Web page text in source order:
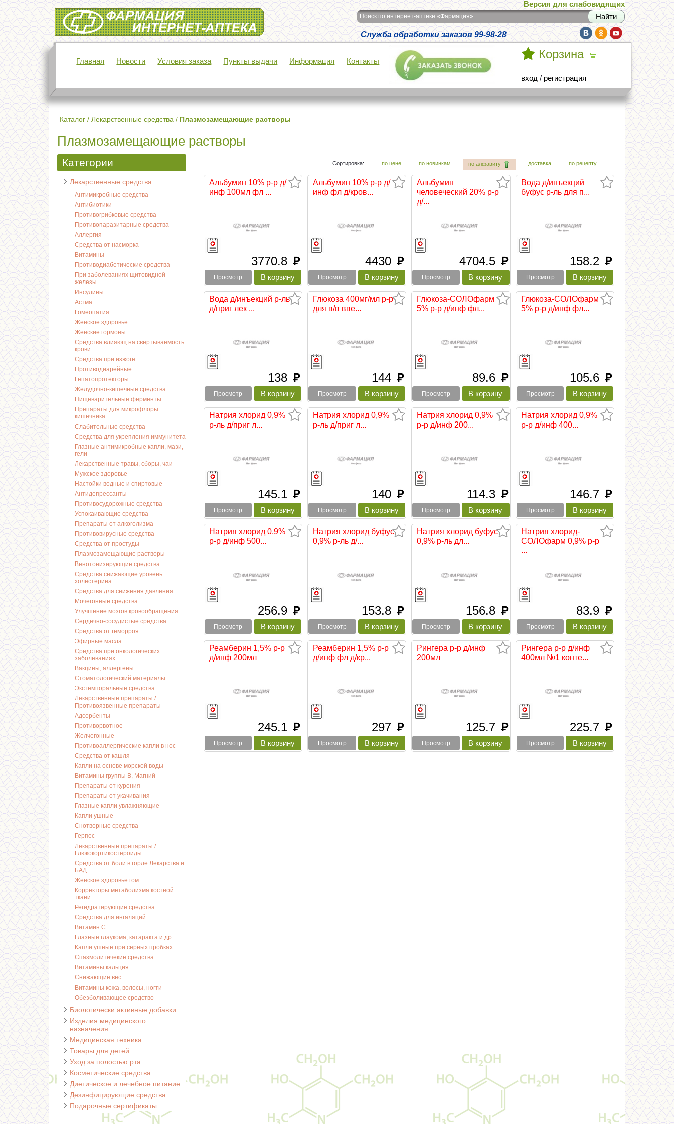
Интернет-аптека Фармация
Версия для слабовидящих
Поиск по интернет-аптеке «Фармация»
Служба обработки заказов 99-98-28
Главная Новости Условия заказа Пункты выдачи Информация Контакты
Корзина
вход / регистрация
Каталог / Лекарственные средства / Плазмозамещающие растворы
Плазмозамещающие растворы
Категории
Лекарственные средства
Антимикробные средства
Антибиотики
Противогрибковые средства
Противопаразитарные средства
Аллергия
Средства от насморка
Витамины
Противодиабетические средства
При заболеваниях щитовидной
железы
Инсулины
Астма
Гомеопатия
Женское здоровье
Женские гормоны
Средства влияющ на свертываемость
крови
Средства при изжоге
Противодиарейные
Гепатопротекторы
Желудочно-кишечные средства
Пищеварительные ферменты
Препараты для микрофлоры
кишечника
Слабительные средства
Средства для укрепления иммунитета
Глазные антимикробные капли, мази,
гели
Лекарственные травы, сборы, чаи
Мужское здоровье
Настойки водные и спиртовые
Антидепрессанты
Противосудорожные средства
Успокаивающие средства
Препараты от алкоголизма
Противовирусные средства
Средства от простуды
Плазмозамещающие растворы
Венотонизирующие средства
Средства снижающие уровень
холестерина
Средства для снижения давления
Мочегонные средства
Улучшение мозгов кровообращения
Сердечно-сосудистые средства
Средства от геморроя
Эфирные масла
Средства при онкологических
заболеваниях
Вакцины, аллергены
Стоматологический материалы
Экстемпоральные средства
Лекарственные препараты /
Противоязвенные препараты
Адсорбенты
Противорвотное
Желчегонные
Противоаллергические капли в нос
Средства от кашля
Капли на основе морской воды
Витамины группы В, Магний
Препараты от курения
Препараты от укачивания
Глазные капли увлажняющие
Капли ушные
Снотворные средства
Герпес
Лекарственные препараты /
Глюкокортикостероиды
Средства от боли в горле Лекарства и
БАД
Женское здоровье гом
Корректоры метаболизма костной
ткани
Регидратирующие средства
Средства для ингаляций
Витамин С
Глазные глаукома, катаракта и др
Капли ушные при серных пробках
Спазмолитичекие средства
Витамины кальция
Снижающие вес
Витамины кожа, волосы, ногти
Обезболивающее средство
Биологически активные добавки
Изделия медицинского
назначения
Медицинская техника
Товары для детей
Уход за полостью рта
Косметические средства
Диетическое и лечебное питание
Дезинфицирующие средства
Подарочные сертификаты
Сортировка: по цене по новинкам по алфавиту доставка по рецепту
Альбумин 10% р-р д/
инф 100мл фл ...
3770.8 руб
Просмотр
Альбумин 10% р-р д/
инф фл д/кров...
4430 руб
Просмотр
Альбумин
человеческий 20% р-р
д/...
4704.5 руб
Просмотр
Вода д/инъекций
буфус р-ль для п...
158.2 руб
Просмотр
Вода д/инъекций р-ль
д/приг лек ...
138 руб
Просмотр
Глюкоза 400мг/мл р-р
для в/в вве...
144 руб
Просмотр
Глюкоза-СОЛОфарм
5% р-р д/инф фл...
89.6 руб
Просмотр
Глюкоза-СОЛОфарм
5% р-р д/инф фл...
105.6 руб
Просмотр
Натрия хлорид 0,9%
р-ль д/приг л...
145.1 руб
Просмотр
Натрия хлорид 0,9%
р-ль д/приг л...
140 руб
Просмотр
Натрия хлорид 0,9%
р-р д/инф 200...
114.3 руб
Просмотр
Натрия хлорид 0,9%
р-р д/инф 400...
146.7 руб
Просмотр
Натрия хлорид 0,9%
р-р д/инф 500...
256.9 руб
Просмотр
Натрия хлорид буфус
0,9% р-ль д/...
153.8 руб
Просмотр
Натрия хлорид буфус
0,9% р-ль дл...
156.8 руб
Просмотр
Натрия хлорид-
СОЛОфарм 0,9% р-р
...
83.9 руб
Просмотр
Реамберин 1,5% р-р
д/инф 200мл
245.1 руб
Просмотр
Реамберин 1,5% р-р
д/инф фл д/кр...
297 руб
Просмотр
Рингера р-р д/инф
200мл
125.7 руб
Просмотр
Рингера р-р д/инф
400мл №1 конте...
225.7 руб
Просмотр